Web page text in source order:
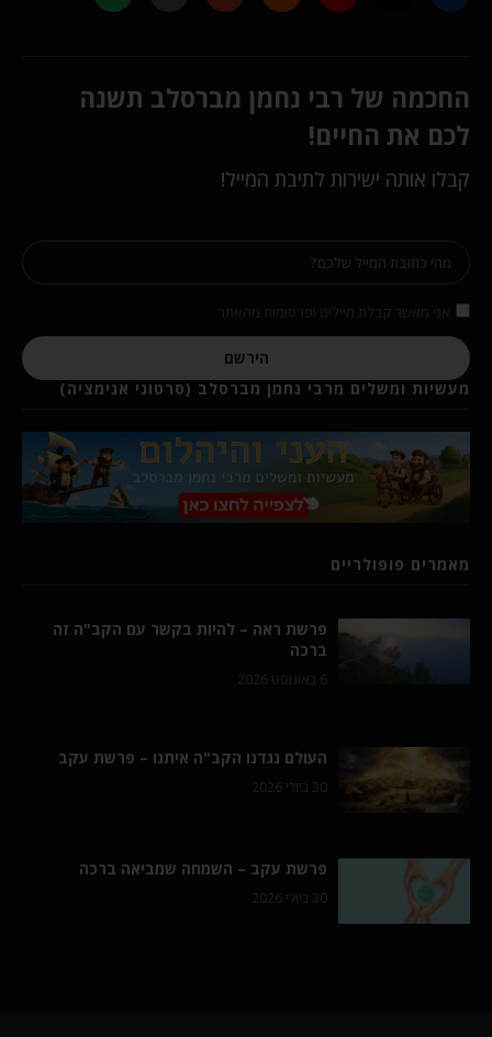
החכמה של רבי נחמן מברסלב תשנה
לכם את החיים!
קבלו אותה ישירות לתיבת המייל!
הירשם
מעשיות ומשלים מרבי נחמן מברסלב (סרטוני אנימציה)
מאמרים פופולריים
פרשת ראה – להיות בקשר עם הקב"ה זה
ברכה
6 באוגוסט 2026
העולם נגדנו הקב"ה איתנו – פרשת עקב
30 ביולי 2026
פרשת עקב – השמחה שמביאה ברכה
30 ביולי 2026